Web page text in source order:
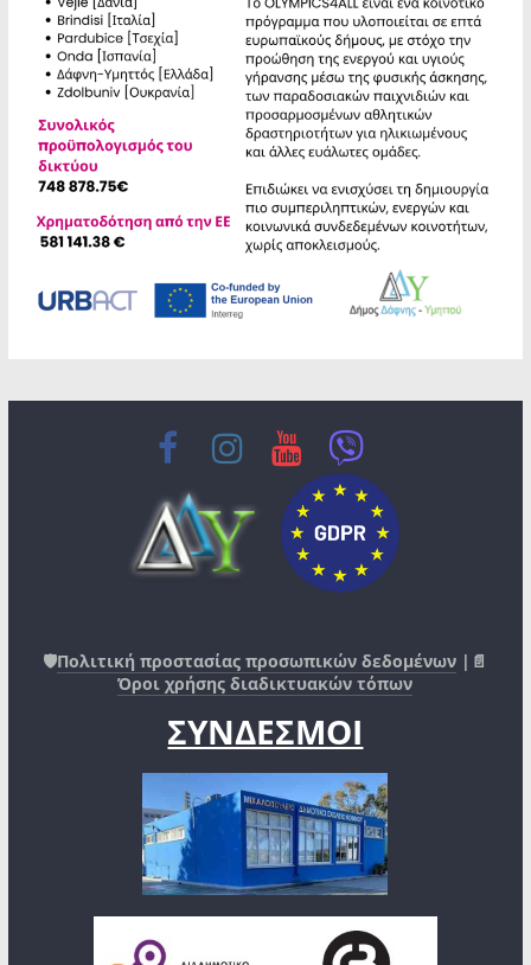
🛡️Πολιτική προστασίας προσωπικών δεδομένων |📄
Όροι χρήσης διαδικτυακών τόπων
ΣΥΝΔΕΣΜΟΙ